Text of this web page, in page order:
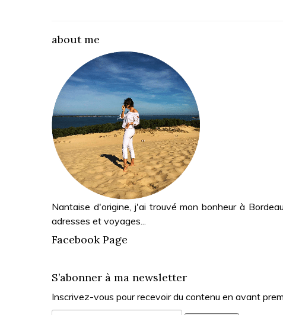
about me
Nantaise d'origine, j'ai trouvé mon bonheur à
adresses et voyages...
Facebook Page
S’abonner à ma newsletter
Inscrivez-vous pour recevoir du contenu en avant